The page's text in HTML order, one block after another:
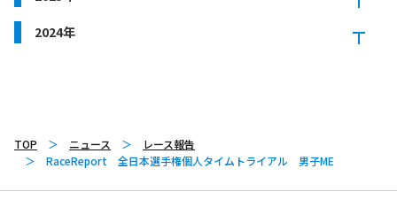
2024年
TOP ニュース
レース報告
RaceReport 全日本選手権個人タイムトライアル 男子ME